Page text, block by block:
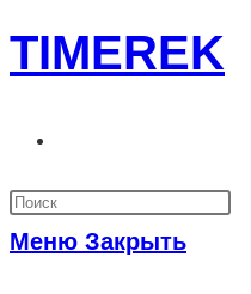
к
TIMEREK
по
Меню Закрыть